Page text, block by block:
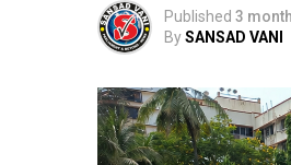
Published 3
BySANSAD VANI